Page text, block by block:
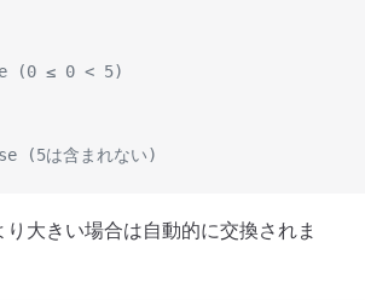
(0 ≤ 0 < 5)
は含まれない)
大きい場合は自動的に交換されま